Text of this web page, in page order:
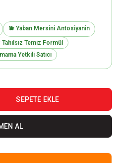
🫐 Yaban Mersini Antosiyanin
Tahılsız Temiz Formül
Yetkili Satıcı